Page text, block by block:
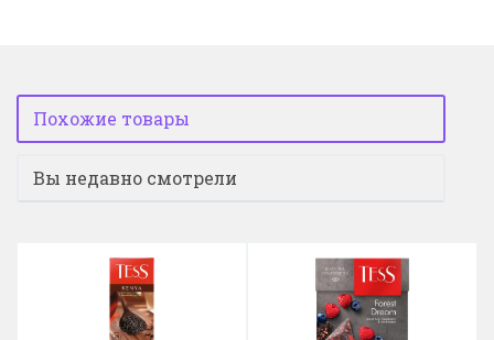
Похожие товары
Вы недавно смотрели